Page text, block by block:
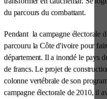
du parcours du combattant.
Pendant la campagne électorale
parcouru la Côte d'ivoire pour
département. Il a inondé le pays
de francs. Le projet de
colonne vertébrale de son
campagne électorale de 2010, il